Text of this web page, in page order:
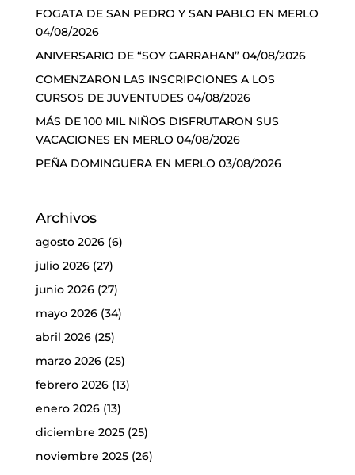
FOGATA DE SAN PEDRO Y SAN PABLO EN MERLO
04/08/2026
ANIVERSARIO DE “SOY GARRAHAN” 04/08/2026
COMENZARON LAS INSCRIPCIONES A LOS
CURSOS DE JUVENTUDES 04/08/2026
MÁS DE 100 MIL NIÑOS DISFRUTARON SUS
VACACIONES EN MERLO 04/08/2026
PEÑA DOMINGUERA EN MERLO 03/08/2026
Archivos
agosto 2026(6)
julio 2026(27)
junio 2026(27)
mayo 2026(34)
abril 2026(25)
marzo 2026(25)
febrero 2026(13)
enero 2026(13)
diciembre 2025(25)
noviembre 2025(26)